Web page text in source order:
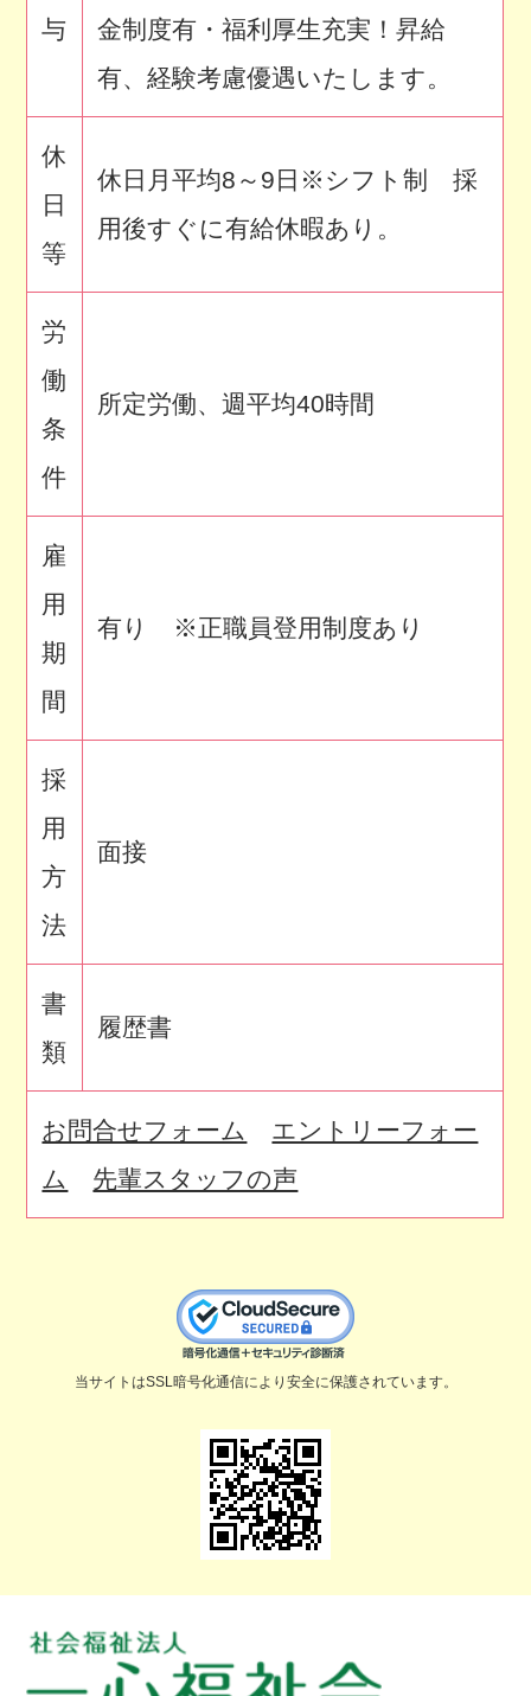
与
金制度有・福利厚生充実！昇給
有、経験考慮優遇いたします。
休
日
等
休日月平均8～9日※シフト制 採
用後すぐに有給休暇あり。
労
働
条
件
所定労働、週平均40時間
雇
用
期
間
有り ※正職員登用制度あり
採
用
方
法
面接
書
類
履歴書
お問合せフォーム
エントリーフォー
ム
先輩スタッフの声
当サイトはSSL暗号化通信により安全に保護されています。